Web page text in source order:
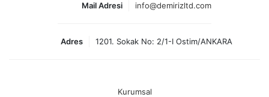
Mail Adresi info@demirizltd.com
Adres 1201. Sokak No: 2/1-I Ostim/ANKARA
Kurumsal